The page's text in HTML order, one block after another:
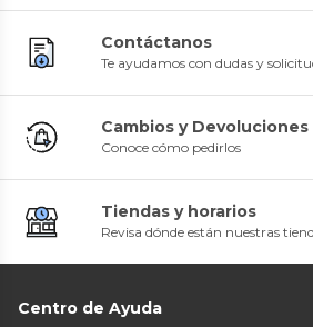
Contáctanos
Te ayudamos con dudas y
Cambios y Devoluciones
Conoce cómo pedirlos
Tiendas y horarios
Revisa dónde están nuestras
Centro de Ayuda